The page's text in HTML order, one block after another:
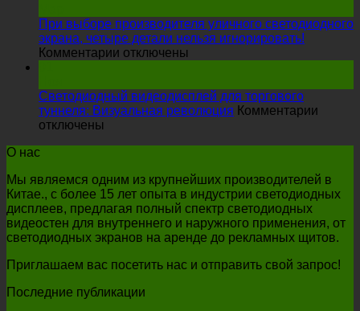
на
выступление
экранов:
Как
найти
вариант?
При выборе производителя уличного светодиодного
экрана, четыре детали нельзя игнорировать!
Комментарии отключены
производителя
уличного
нельзя
игнорировать!
Светодиодный видеодисплей для торгового
туннеля: Визуальная революция Комментарии
отключены
торгового
туннеля:
Визуальная
революция
О нас
Мы являемся одним из крупнейших производителей в
Китае., с более 15 лет опыта в индустрии светодиодных
дисплеев, предлагая полный спектр светодиодных
видеостен для внутреннего и наружного применения, от
светодиодных экранов на аренде до рекламных щитов.
Приглашаем вас посетить нас и отправить свой запрос!
Последние публикации